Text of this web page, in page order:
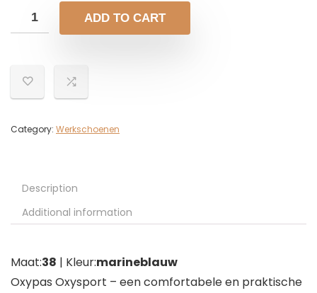
ADD TO CART
Category: Werkschoenen
Description
Additional information
Maat:38 | Kleur:marineblauw
Oxypas Oxysport – een comfortabele en praktische